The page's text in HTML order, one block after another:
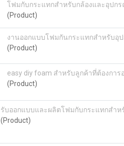
โฟมกับกระแทกสำหรับกล้องและอุปก
(Product)
งานออกแบบโฟมกันกระแทกสำหรับอุ
(Product)
easy diy foam สำหรับลูกค้าที่ต้องการ
(Product)
รับออกแบบและผลิตโฟมกับกระแทกสำ
(Product)